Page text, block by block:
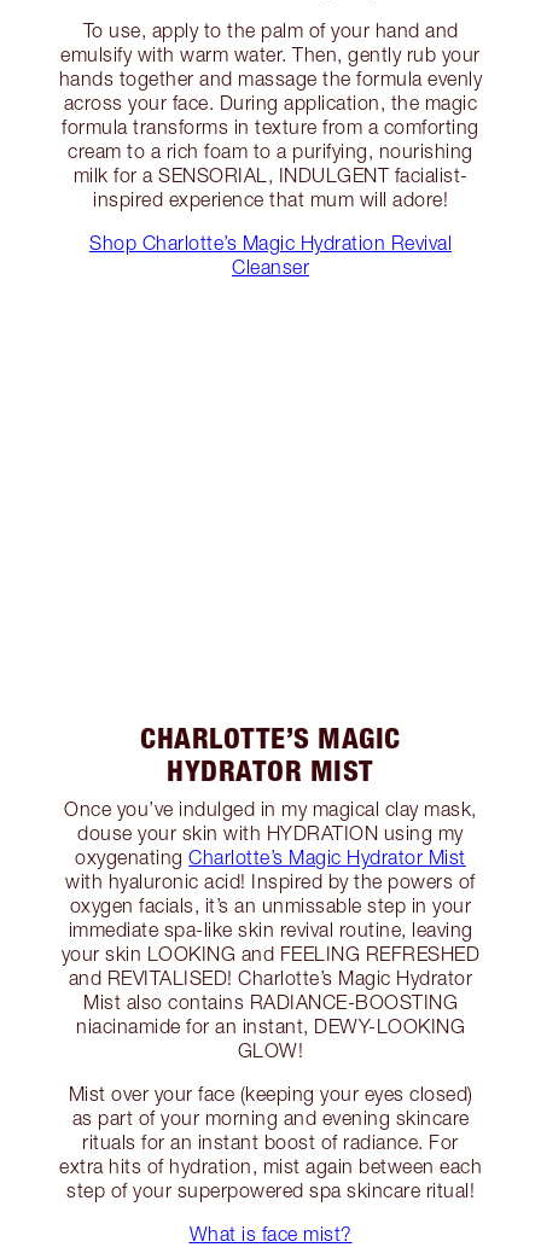
To use, apply to the palm of your hand and
emulsify with warm water. Then, gently rub your
hands together and massage the formula evenly
across your face. During application, the magic
formula transforms in texture from a comforting
cream to a rich foam to a purifying, nourishing
milk for a SENSORIAL, INDULGENT facialist-
inspired experience that mum will adore!
Shop Charlotte’s Magic Hydration Revival
Cleanser
CHARLOTTE’S MAGIC
HYDRATOR MIST
Once you’ve indulged in my magical clay mask,
douse your skin with HYDRATION using my
oxygenatingCharlotte’s Magic Hydrator Mist
with hyaluronic acid! Inspired by the powers of
oxygen facials, it’s an unmissable step in your
immediate spa-like skin revival routine, leaving
your skin LOOKING and FEELING REFRESHED
and REVITALISED! Charlotte’s Magic Hydrator
Mist also contains RADIANCE-BOOSTING
niacinamide for an instant, DEWY-LOOKING
GLOW!
Mist over your face (keeping your eyes closed)
as part of your morning and evening skincare
rituals for an instant boost of radiance. For
extra hits of hydration, mist again between each
step of your superpowered spa skincare ritual!
What is face mist?